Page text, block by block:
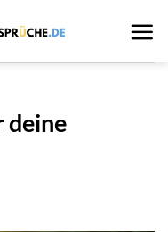
deine